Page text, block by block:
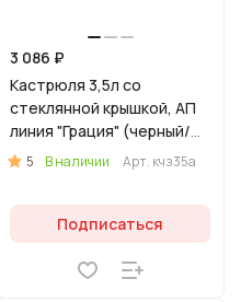
3 086 ₽
Кастрюля 3,5л со
стеклянной крышкой, АП
линия "Грация" (черный/
золото)
5 В наличии Арт. кчз35а
Подписаться